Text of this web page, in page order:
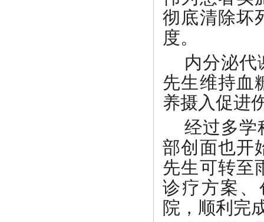
彻底清除坏
度。
内分泌代
先生维持血
养摄入促进
经过多学
部创面也开
先生可转至
诊疗方案
院，顺利完